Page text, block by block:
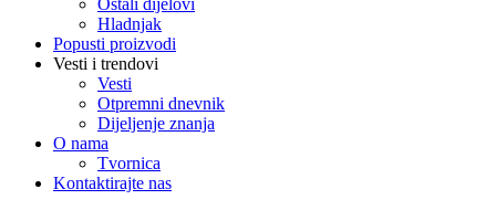
Ostali dijelovi
Hladnjak
Popusti proizvodi
Vesti i trendovi
Vesti
Otpremni dnevnik
Dijeljenje znanja
O nama
Tvornica
Kontaktirajte nas